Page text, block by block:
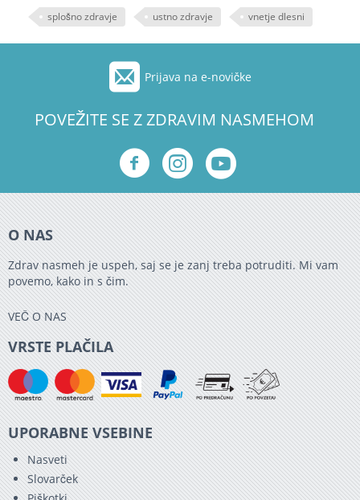
splošno zdravje ustno zdravje vnetje dlesni
Prijava na e-novičke
POVEŽITE SE Z ZDRAVIM NASMEHOM
O NAS
Zdrav nasmeh je uspeh, saj se je zanj treba potruditi. Mi vam
povemo, kako in s čim.
VEČ O NAS
VRSTE PLAČILA
UPORABNE VSEBINE
Nasveti
Slovarček